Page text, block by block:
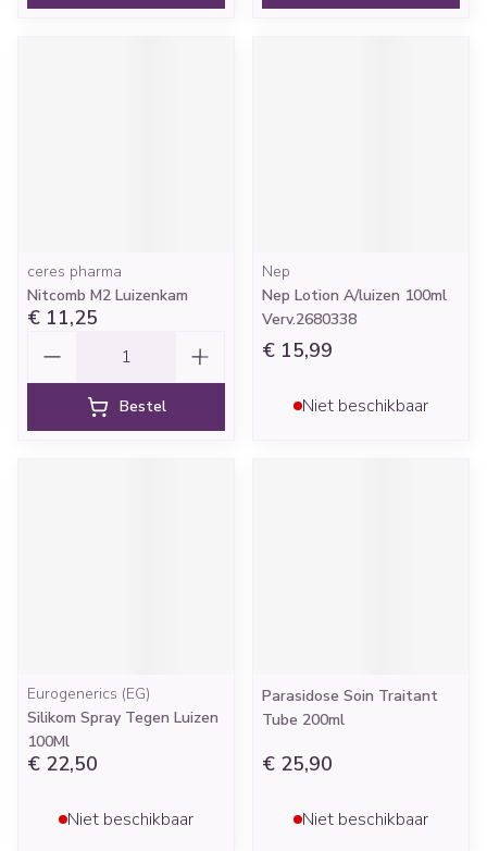
ceres pharma
Nitcomb M2 Luizenkam
€ 11,25
Bestel
Nep
Nep Lotion A/luizen 100ml
Verv.2680338
€ 15,99
Niet beschikbaar
Eurogenerics (EG)
Silikom Spray Tegen Luizen
100Ml
€ 22,50
Niet beschikbaar
Parasidose Soin Traitant
Tube 200ml
€ 25,90
Niet beschikbaar